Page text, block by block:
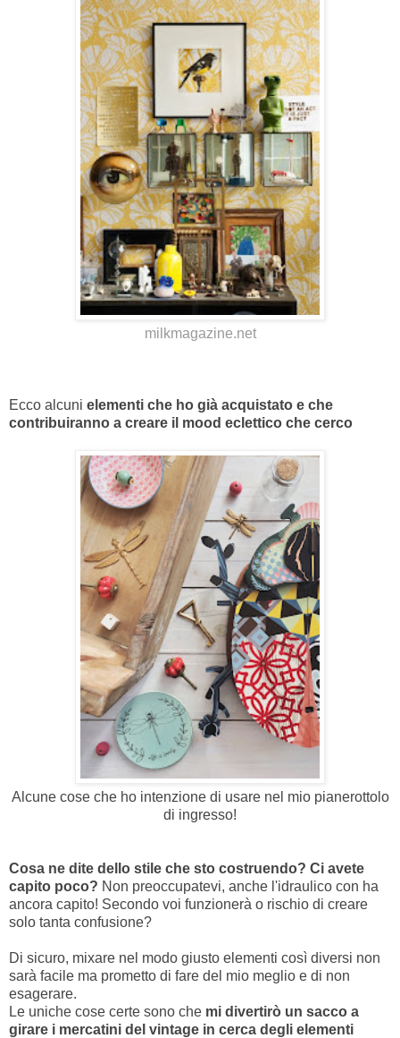
milkmagazine.net
Ecco alcuni elementi che ho già acquistato e che
contribuiranno a creare il mood eclettico che cerco
Alcune cose che ho intenzione di usare nel mio pianerottolo
di ingresso!
Cosa ne dite dello stile che sto costruendo? Ci avete
capito poco? Non preoccupatevi, anche l'idraulico con ha
ancora capito! Secondo voi funzionerà o rischio di creare
solo tanta confusione?
Di sicuro, mixare nel modo giusto elementi così diversi non
sarà facile ma prometto di fare del mio meglio e di non
esagerare.
Le uniche cose certe sono che mi divertirò un sacco a
girare i mercatini del vintage in cerca degli elementi